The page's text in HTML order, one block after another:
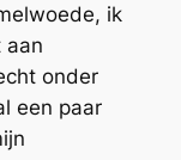
ik
aan
onder
een paar